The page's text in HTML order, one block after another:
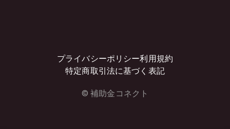
プライバシーポリシー利用規約
特定商取引法に基づく表記
© 補助金コネクト